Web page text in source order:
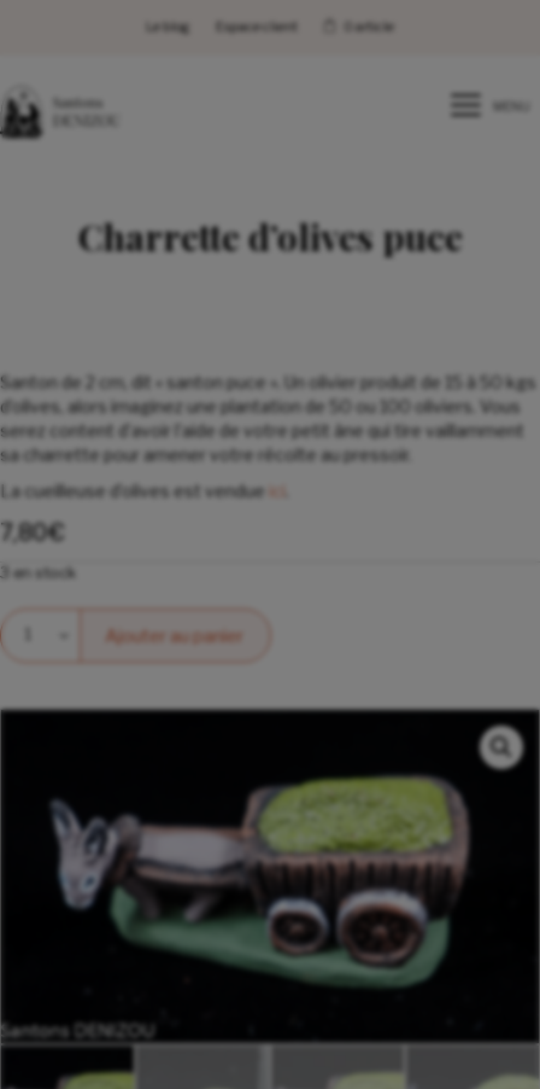
Le blog Espace client 0 article
Charrette d’olives puce
Santon de 2 cm, dit « santon puce ». Un olivier produit de 15 à 50 kgs
d’olives, alors imaginez une plantation de 50 ou 100 oliviers. Vous
serez content d’avoir l’aide de votre petit âne qui tire vaillamment
sa charrette pour amener votre récolte au pressoir.
La cueilleuse d’olives est vendue ici
7,80€
3 en stock
Quantité
Ajouter au panier